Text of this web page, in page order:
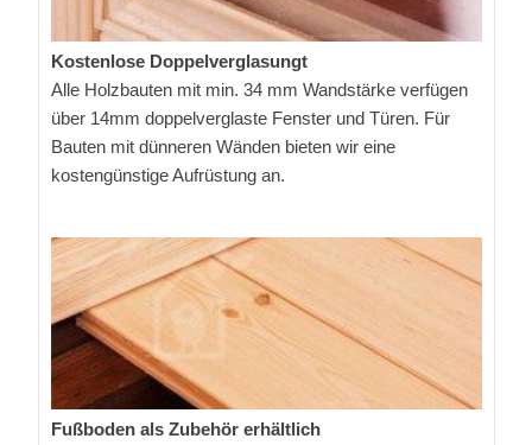
Kostenlose Doppelverglasungt
Alle Holzbauten mit min. 34 mm Wandstärke verfügen
über 14mm doppelverglaste Fenster und Türen. Für
Bauten mit dünneren Wänden bieten wir eine
kostengünstige Aufrüstung an.
Fußboden als Zubehör erhältlich